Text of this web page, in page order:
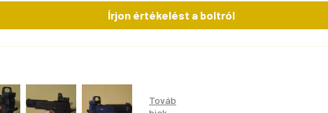
Írjon értékelést a boltról